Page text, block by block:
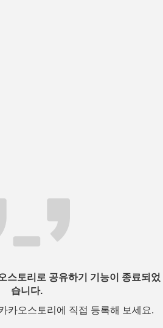
스토리로 공유하기 기능이 종료되었
습니다.
카오스토리에 직접 등록해 보세요.